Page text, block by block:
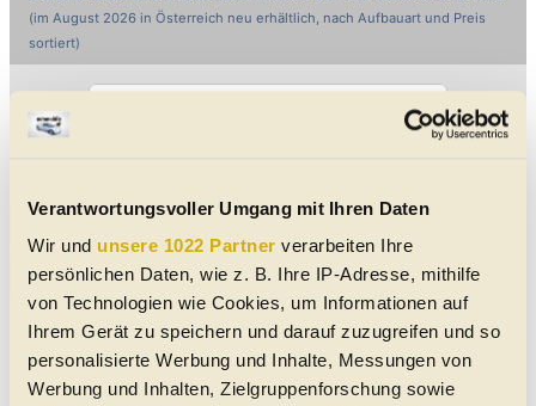
Verantwortungsvoller Umgang mit Ihren Daten
Wir und unsere 1022 Partner verarbeiten Ihre
persönlichen Daten, wie z. B. Ihre IP-Adresse, mithilfe
von Technologien wie Cookies, um Informationen auf
Ihrem Gerät zu speichern und darauf zuzugreifen und so
personalisierte Werbung und Inhalte, Messungen von
Werbung und Inhalten, Zielgruppenforschung sowie
(im August 2026 in Österreich neu erhältlich, nach Aufbauart und Preis
sortiert)
Honda CB 125- Angebote von Händlern